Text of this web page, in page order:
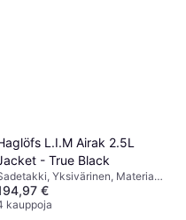
L.I.M Airak 2.5L
- True Black
Yksivärinen, Materiaali:
Vedenpitävä, Huppu,
€
kauppoja